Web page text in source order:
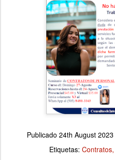
Publicado 24th August 2023
Etiquetas: Contratos